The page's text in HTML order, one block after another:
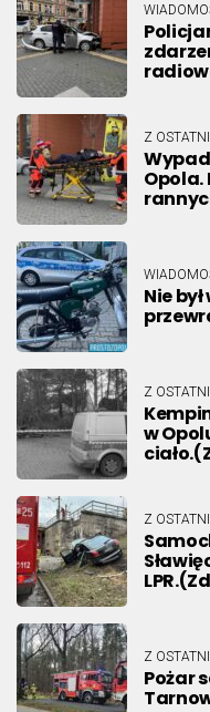
Z
Nie
Z
w
Z
Z
Pożar